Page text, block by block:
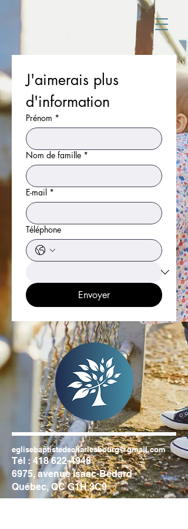
J'aimerais plus
d'information
Prénom *
Nom de famille *
E-mail *
Téléphone
Envoyer
eglisebaptistedecharlesbourg@gmail.com
Tél : 418 622-4948
6975, avenue Isaac-Bédard
Québec, QC G1H 3C9